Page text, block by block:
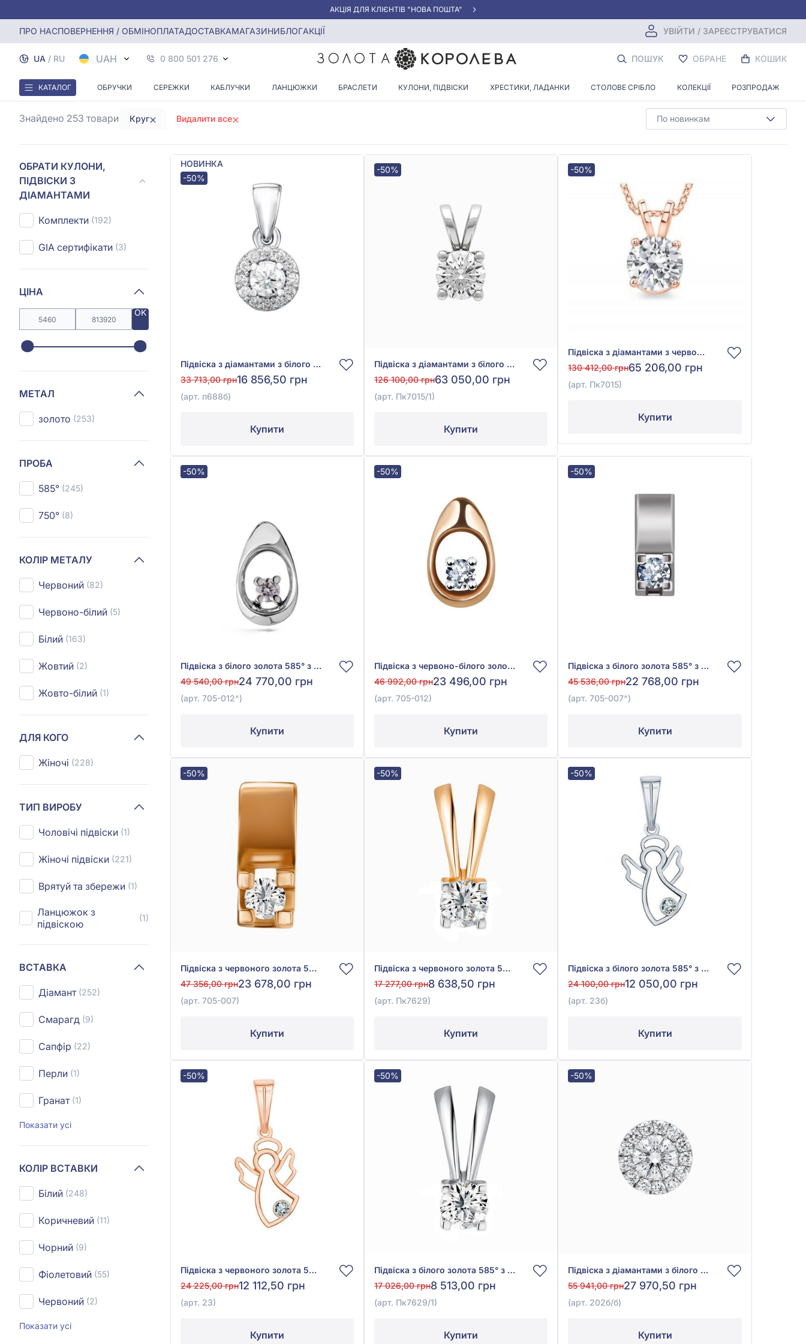
АКЦІЯ ДЛЯ КЛІЄНТІВ "НОВА ПОШТА"
ПРО НАСПОВЕРНЕННЯ / ОБМІНОПЛАТАДОСТАВКАМАГАЗИНИБЛОГАКЦІЇ УВІЙТИ / ЗАРЕЄСТРУВАТИСЯ
UA / RU UAH 0 800 501 276 ПОШУК ОБРАНЕ КОШИК
КАТАЛОГ ОБРУЧКИ СЕРЕЖКИ КАБЛУЧКИ ЛАНЦЮЖКИ БРАСЛЕТИ КУЛОНИ, ПІДВІСКИ ХРЕСТИКИ, ЛАДАНКИ СТОЛОВЕ СРІБЛО КОЛЕКЦІЇ РОЗПРОДАЖ
Головна Кулони, Підвіски з діамантами Кулони з діамантами круглого огранювання
КУЛОНИ З ДІАМАНТАМИ КРУГЛОГО ОГРАНЮВАННЯ
По новинкам
Знайдено 253 товари Круг Видалити все
ОБРАТИ КУЛОНИ,
ПІДВІСКИ З
ДІАМАНТАМИ
Комплекти (192)
GIA сертифікати (3)
ЦІНА
OK
МЕТАЛ
золото (253)
ПРОБА
585° (245)
750° (8)
КОЛІР МЕТАЛУ
Червоний (82)
Червоно-білий (5)
Білий (163)
Жовтий (2)
Жовто-білий (1)
ДЛЯ КОГО
Жіночі (228)
ТИП ВИРОБУ
Чоловічі підвіски (1)
Жіночі підвіски (221)
Врятуй та збережи (1)
Ланцюжок з
підвіскою
(1)
ВСТАВКА
Діамант (252)
Смарагд (9)
Сапфір (22)
Перли (1)
Гранат (1)
Показати усі
КОЛІР ВСТАВКИ
Білий (248)
Коричневий (11)
Чорний (9)
Фіолетовий (55)
Червоний (2)
Показати усі
НОВИНКА
-50%
Підвіска з діамантами з білого золота 585°, Діамант 0,15ct, арт. п688б
33 713,00 грн16 856,50 грн
(арт. п688б)
Купити
-50%
Підвіска з діамантами з білого золота 585°, Діамант 0,54ct, арт. Пк7015/1
126 100,00 грн63 050,00 грн
(арт. Пк7015/1)
Купити
-50%
Підвіска з діамантами з червоного золота 585°, Діамант 0,54ct, арт. Пк7015
130 412,00 грн65 206,00 грн
(арт. Пк7015)
Купити
-50%
Підвіска з білого золота 585° з діамантом 0,075ct, арт. 705-012^
49 540,00 грн24 770,00 грн
(арт. 705-012^)
Купити
-50%
Підвіска з червоно-білого золота 585° з діамантом 0,08ct, арт. 705-012
46 992,00 грн23 496,00 грн
(арт. 705-012)
Купити
-50%
Підвіска з білого золота 585° з діамантом 0,08ct, арт. 705-007
45 536,00 грн22 768,00 грн
(арт. 705-007^)
Купити
-50%
Підвіска з червоного золота 585° з діамантом 0,08ct, арт. 705-007
47 356,00 грн23 678,00 грн
(арт. 705-007)
Купити
-50%
Підвіска з червоного золота 585° з діамантом 0,08ct, арт. Пк7629
17 277,00 грн8 638,50 грн
(арт. Пк7629)
Купити
-50%
Підвіска з білого золота 585° з діамантом 0,011ct, арт. 23б
24 100,00 грн12 050,00 грн
(арт. 23б)
Купити
-50%
Підвіска з червоного золота 585° з діамантом 0,012ct, арт. 23
24 225,00 грн12 112,50 грн
(арт. 23)
Купити
-50%
Підвіска з білого золота 585° з діамантом 0,08ct, арт. Пк7629/1
17 026,00 грн8 513,00 грн
(арт. Пк7629/1)
Купити
-50%
Підвіска з діамантами з білого золота 585°, Діамант 0,265ct, арт. 202б/б
55 941,00 грн27 970,50 грн
(арт. 202б/б)
Купити